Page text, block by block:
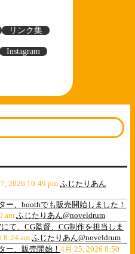
リンク集
Instagram
2026 10:49 pm ふじたりあん
ー、boothでも販売開始しました！
amふじたりあん@noveldrum
て、CG監督、CG制作を担当しま
8:24 am ふじたりあん@noveldrum
ー、販売開始！ 4月 25, 2026 8:50